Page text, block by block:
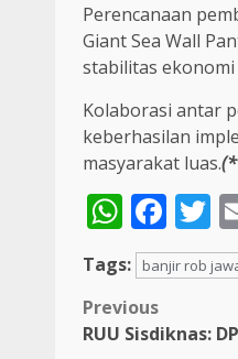
Perencanaan
Giant Sea Wall
stabilitas ekonomi
Kolaborasi antar
keberhasilan
masyarakat luas.
Tags: banjir rob
Post
Previous
RUU Sisdiknas: